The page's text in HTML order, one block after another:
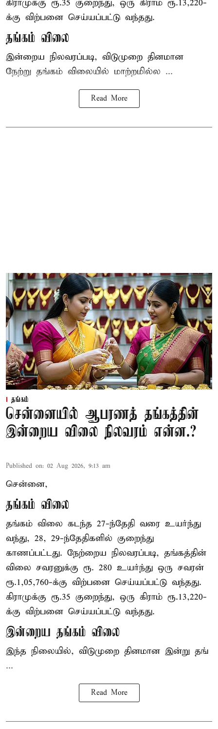
கிராமுக்கு ரூ.35 குறைந்து, ஒரு கிராம் ரூ.13,220-
க்கு விற்பனை செய்யப்பட்டு வந்தது.
தங்கம் விலை
இன்றைய நிலவரப்படி, விடுமுறை தினமான
நேற்று தங்கம் விலையில் மாற்றமில்ல ...
Read More
தங்கம்
சென்னையில் ஆபரணத் தங்கத்தின்
இன்றைய விலை நிலவரம் என்ன.?
Published on: 02 Aug 2026, 9:13 am
சென்னை,
தங்கம் விலை
தங்கம் விலை கடந்த 27-ந்தேதி வரை உயர்ந்து
வந்து, 28, 29-ந்தேதிகளில் குறைந்து
காணப்பட்டது. நேற்றைய நிலவரப்படி, தங்கத்தின்
விலை சவரனுக்கு ரூ. 280 உயர்ந்து ஒரு சவரன்
ரூ.1,05,760-க்கு விற்பனை செய்யப்பட்டு வந்தது.
கிராமுக்கு ரூ.35 குறைந்து, ஒரு கிராம் ரூ.13,220-
க்கு விற்பனை செய்யப்பட்டு வந்தது.
இன்றைய தங்கம் விலை
இந்த நிலையில், விடுமுறை தினமான இன்று தங்
...
Read More